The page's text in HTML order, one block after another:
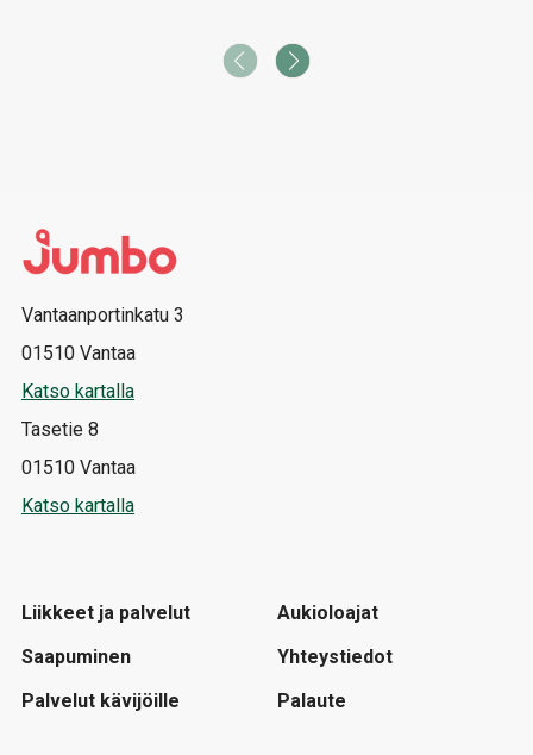
Vantaanportinkatu 3
01510 Vantaa
Katso kartalla
Tasetie 8
01510 Vantaa
Katso kartalla
Liikkeet ja palvelut
Saapuminen
Palvelut kävijöille
Aukioloajat
Yhteystiedot
Palaute